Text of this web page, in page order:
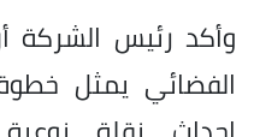
وأكد رئيس الشركة
الفضائي يمثل